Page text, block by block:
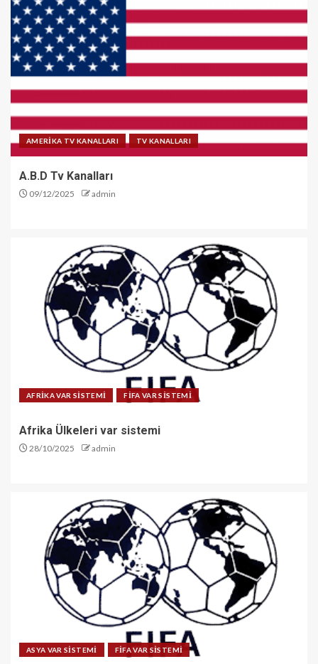
AMERİKA TV KANALLARI TV KANALLARI
A.B.D Tv Kanalları
09/12/2025 admin
AFRİKA VAR SİSTEMİ FİFA VAR SİSTEMİ
Afrika Ülkeleri var sistemi
28/10/2025 admin
ASYA VAR SİSTEMİ FİFA VAR SİSTEMİ